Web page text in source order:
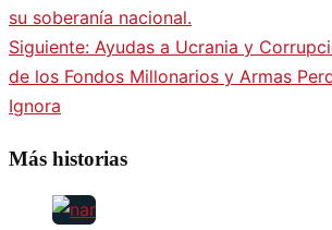
su soberanía nacional.
Siguiente: Ayudas a Ucrania y
de los Fondos Millonarios y Armas
Ignora
Más historias